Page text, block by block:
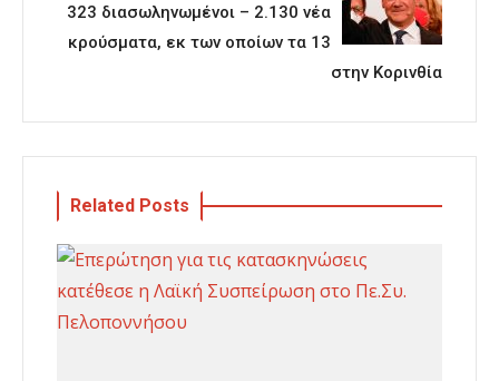
323 διασωληνωμένοι – 2.130 νέα
κρούσματα, εκ των οποίων τα 13
στην Κορινθία
Related Posts